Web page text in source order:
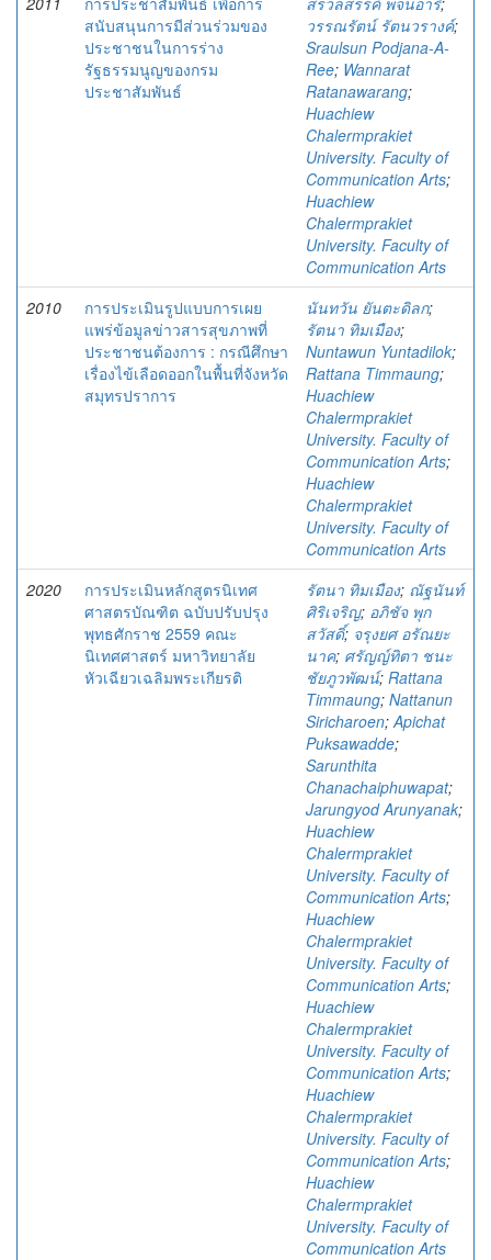
สนับสนุนการมีส่วนร่วมของ
ประชาชนในการร่าง
รัฐธรรมนูญของกรม
ประชาสัมพันธ์
วรรณรัตน์ รัตนวรางค์;
Sraulsun Podjana-A-
Ree; Wannarat
Ratanawarang;
Huachiew
Chalermprakiet
University. Faculty of
Communication Arts;
Huachiew
Chalermprakiet
University. Faculty of
Communication Arts
2010
การประเมินรูปแบบการเผย
แพร่ข้อมูลข่าวสารสุขภาพที่
ประชาชนต้องการ : กรณีศึกษา
เรื่องไข้เลือดออกในพื้นที่จังหวัด
สมุทรปราการ
นันทวัน ยันตะดิลก;
รัตนา ทิมเมือง;
Nuntawun Yuntadilok;
Rattana Timmaung;
Huachiew
Chalermprakiet
University. Faculty of
Communication Arts;
Huachiew
Chalermprakiet
University. Faculty of
Communication Arts
2020
การประเมินหลักสูตรนิเทศ
ศาสตรบัณฑิต ฉบับปรับปรุง
พุทธศักราช 2559 คณะ
นิเทศศาสตร์ มหาวิทยาลัย
หัวเฉียวเฉลิมพระเกียรติ
รัตนา ทิมเมือง; ณัฐนันท์
ศิริเจริญ; อภิชัจ พุก
สวัสดิ์; จรุงยศ อรัณยะ
นาค; ศรัญญ์ทิตา ชนะ
ชัยภูวพัฒน์; Rattana
Timmaung; Nattanun
Siricharoen;Apichat
Puksawadde;
Sarunthita
Chanachaiphuwapat;
Jarungyod Arunyanak;
Huachiew
Chalermprakiet
University. Faculty of
Communication Arts;
Huachiew
Chalermprakiet
University. Faculty of
Communication Arts;
Huachiew
Chalermprakiet
University. Faculty of
Communication Arts;
Huachiew
Chalermprakiet
University. Faculty of
Communication Arts;
Huachiew
Chalermprakiet
University. Faculty of
Communication Arts